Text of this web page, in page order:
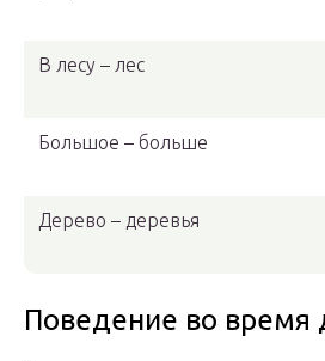
В лесу – лес
Большое – больше
Дерево – деревья
Поведение во время